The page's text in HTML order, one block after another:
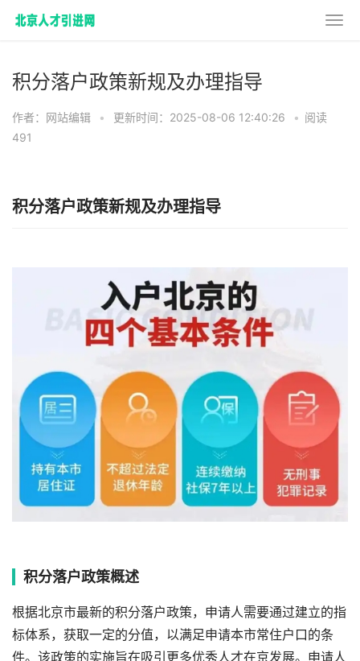
积分落户政策新规及办理指导
作者：网站编辑 • 更新时间：2025-08-06 12:40:26 • 阅读
491
积分落户政策新规及办理指导
积分落户政策概述
根据北京市最新的积分落户政策，申请人需要通过建立的指
标体系，获取一定的分值，以满足申请本市常住户口的条
件。该政策的实施旨在吸引更多优秀人才在京发展。申请人